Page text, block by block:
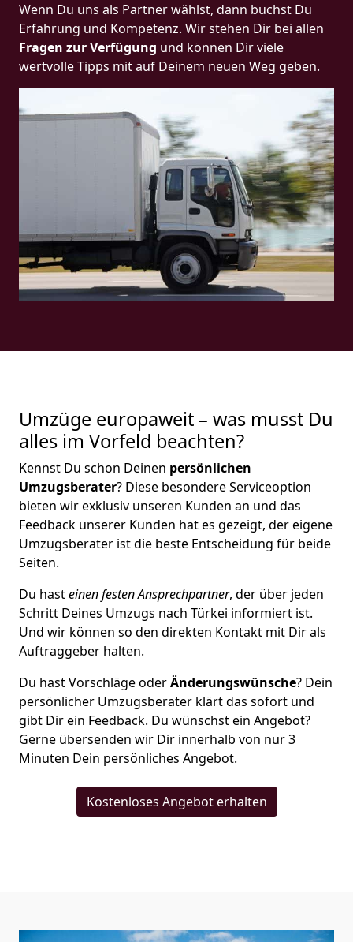
Wenn Du uns als Partner wählst, dann buchst Du
Erfahrung und Kompetenz. Wir stehen Dir bei allen
Fragen zur Verfügung und können Dir viele
wertvolle Tipps mit auf Deinem neuen Weg geben.
Umzüge europaweit – was musst Du
alles im Vorfeld beachten?
Kennst Du schon Deinen persönlichen
Umzugsberater? Diese besondere Serviceoption
bieten wir exklusiv unseren Kunden an und das
Feedback unserer Kunden hat es gezeigt, der eigene
Umzugsberater ist die beste Entscheidung für beide
Seiten.
Du hasteinen festen Ansprechpartner, der über jeden
Schritt Deines Umzugs nach Türkei informiert ist.
Und wir können so den direkten Kontakt mit Dir als
Auftraggeber halten.
Du hast Vorschläge oderÄnderungswünsche? Dein
persönlicher Umzugsberater klärt das sofort und
gibt Dir ein Feedback. Du wünschst ein Angebot?
Gerne übersenden wir Dir innerhalb von nur3
Minuten Dein persönliches Angebot.
Kostenloses Angebot erhalten